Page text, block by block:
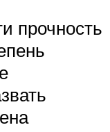
прочность